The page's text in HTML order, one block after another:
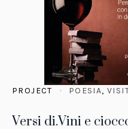
PROJECT POESIA,
Versi di.Vini e